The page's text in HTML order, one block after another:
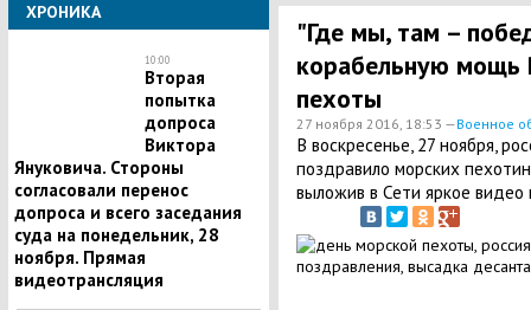
ХРОНИКА
10:00
Вторая
попытка
допроса
Виктора
Януковича. Стороны
согласовали перенос
допроса и всего заседания
суда на понедельник, 28
ноября. Прямая
видеотрансляция
"Где мы, там –
корабельную
пехоты
27 ноября 2016, 18:53 —Военное
В воскресенье, 27 ноября,
поздравило морских
выложив в Сети яркое видео